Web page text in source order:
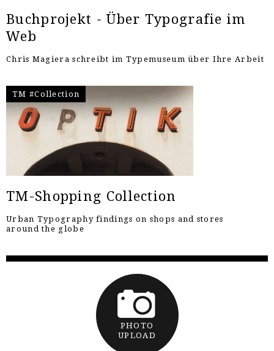
Buchprojekt - Über Typografie im
Web
Chris Magiera schreibt im Typemuseum über Ihre Arbeit
TM #Collection
TM-Shopping Collection
Urban Typography findings on shops and stores
around the globe
PHOTO
UPLOAD